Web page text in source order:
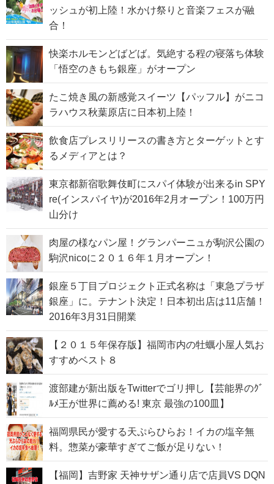
ッシュが初上陸！水かけ祭りと音楽フェスが融
合！
快楽ホルモンどばどば。気絶する程の寝落ち体験
「悟空のきもち銀座」がオープン
たこ焼き風の新感覚スイーツ【パッフル】がニコ
ラハウス秋葉原店に日本初上陸！
飲食店プレスリリースの書き方とターゲットとす
るメディアとは？
東京都新宿歌舞伎町にスパイ体験が出来るin SPY
re(インスパイヤ)が2016年2月オープン！100万円
山分け
肉屋の様なパン屋！グランパーニュが駒沢公園の
駒沢nicoに２０１６年１月オープン！
銀座５丁目プロジェクト正式名称は「東急プラザ
銀座」に。テナント決定！日本初出店は11店舗！
2016年3月31日開業
【２０１５年保存版】福岡市内の牡蠣小屋人気お
すすめベスト８
渡部建が新出版をTwitterでゴリ押し【芸能界のｸﾞ
ﾙﾒ王が世界に薦める! 東京 最強の100皿】
福岡県民が愛する天ぷらひらお！イカの塩辛無
料。惣菜が豪華すぎてご飯が足りない！
【福岡】吉野家 天神サザン通り店で店員VS DQN